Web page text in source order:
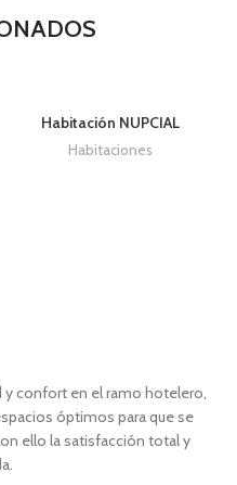
Habitación NUPCIAL
Habitaciones
confort en el ramo hotelero,
óptimos para que se
ello la satisfacción total y